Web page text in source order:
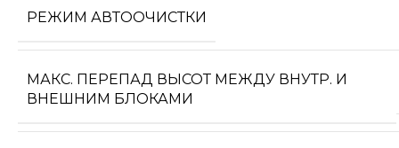
РЕЖИМ АВТООЧИСТКИ
МАКС. ПЕРЕПАД ВЫСОТ МЕЖДУ ВНУТР. И
ВНЕШНИМ БЛОКАМИ